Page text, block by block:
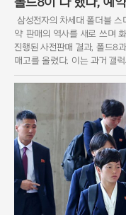
삼성전자의 차세대 폴더블
약 판매의 역사를 새로 쓰며
진행된 사전판매 결과, 폴드8
매고를 올렸다. 이는 과거 갤